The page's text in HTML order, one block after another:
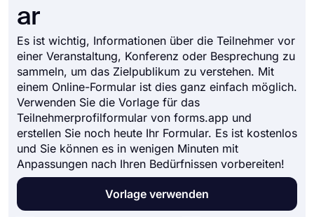
ar
Es ist wichtig, Informationen über die Teilnehmer vor
einer Veranstaltung, Konferenz oder Besprechung zu
sammeln, um das Zielpublikum zu verstehen. Mit
einem Online-Formular ist dies ganz einfach möglich.
Verwenden Sie die Vorlage für das
Teilnehmerprofilformular von forms.app und
erstellen Sie noch heute Ihr Formular. Es ist kostenlos
und Sie können es in wenigen Minuten mit
Anpassungen nach Ihren Bedürfnissen vorbereiten!
Vorlage verwenden